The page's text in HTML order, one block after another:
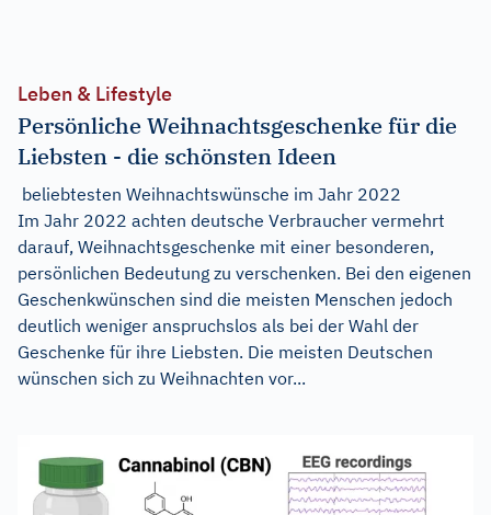
Leben & Lifestyle
Persönliche Weihnachtsgeschenke für die
Liebsten - die schönsten Ideen
beliebtesten Weihnachtswünsche im Jahr 2022
Im Jahr 2022 achten deutsche Verbraucher vermehrt
darauf, Weihnachtsgeschenke mit einer besonderen,
persönlichen Bedeutung zu verschenken. Bei den eigenen
Geschenkwünschen sind die meisten Menschen jedoch
deutlich weniger anspruchslos als bei der Wahl der
Geschenke für ihre Liebsten. Die meisten Deutschen
wünschen sich zu Weihnachten vor...